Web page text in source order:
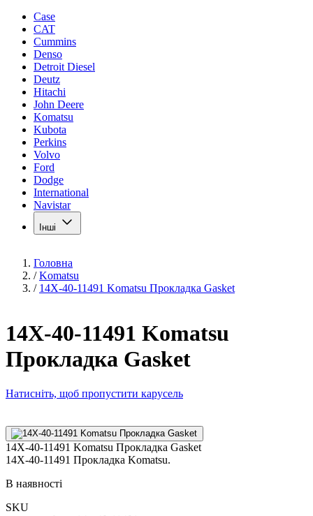
Case
CAT
Cummins
Denso
Detroit Diesel
Deutz
Hitachi
John Deere
Komatsu
Kubota
Perkins
Volvo
Ford
Dodge
International
Navistar
Інші
Головна
/ Komatsu
/ 14X-40-11491 Komatsu Прокладка Gasket
14X-40-11491 Komatsu
Прокладка Gasket
Натисніть, щоб пропустити карусель
14X-40-11491 Komatsu Прокладка Gasket
14X-40-11491 Прокладка Komatsu.
В наявності
SKU